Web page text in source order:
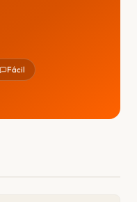
Fácil